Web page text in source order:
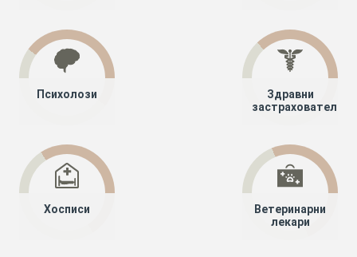
Психолози
Здравни
застрахователи
Хосписи
Ветеринарни
лекари